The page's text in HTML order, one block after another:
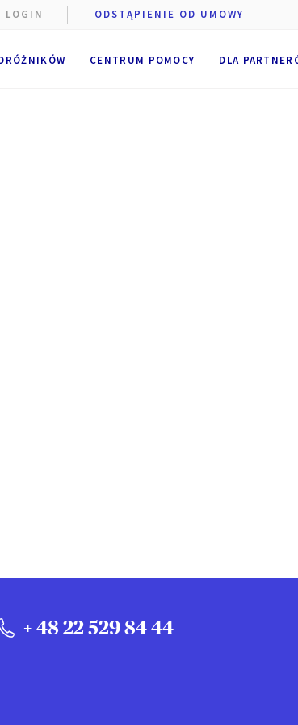
CENTRUM POMOCY DLA
LOGIN ODSTĄPIENIE OD UMOWY
+ 48 22 529 84 44